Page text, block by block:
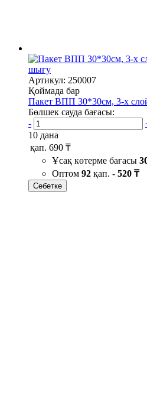
шығу
Артикул: 250007
Қоймада бар
Пакет ВПП 30*30см, 3-х
Бөлшек сауда бағасы:
-
10 дана
қап. 690 ₸
Ұсақ көтерме бағасы
Оптом 92 қап. - 520 ₸
Себетке